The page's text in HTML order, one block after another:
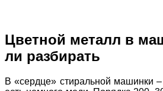
Цветной металл в
ли разбирать
В «сердце» стиральной машинки